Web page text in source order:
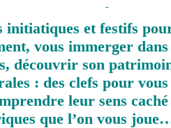
initiatiques et festifs
vous immerger dans
découvrir son
: des clefs pour
leur sens
que l’on vous